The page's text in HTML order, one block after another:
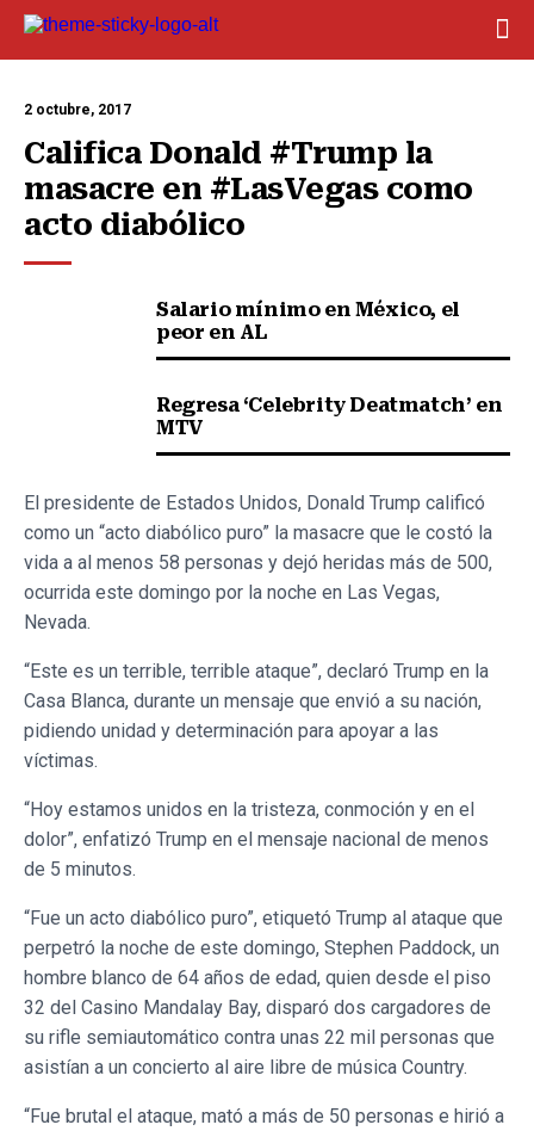
2 octubre, 2017
Califica Donald #Trump la
masacre en #LasVegas como
acto diabólico
Salario mínimo en México, el
peor en AL
Regresa ‘Celebrity Deatmatch’ en
MTV
El presidente de Estados Unidos, Donald Trump calificó
como un “acto diabólico puro” la masacre que le costó la
vida a al menos 58 personas y dejó heridas más de 500,
ocurrida este domingo por la noche en Las Vegas,
Nevada.
“Este es un terrible, terrible ataque”, declaró Trump en la
Casa Blanca, durante un mensaje que envió a su nación,
pidiendo unidad y determinación para apoyar a las
víctimas.
“Hoy estamos unidos en la tristeza, conmoción y en el
dolor”, enfatizó Trump en el mensaje nacional de menos
de 5 minutos.
“Fue un acto diabólico puro”, etiquetó Trump al ataque que
perpetró la noche de este domingo, Stephen Paddock, un
hombre blanco de 64 años de edad, quien desde el piso
32 del Casino Mandalay Bay, disparó dos cargadores de
su rifle semiautomático contra unas 22 mil personas que
asistían a un concierto al aire libre de música Country.
“Fue brutal el ataque, mató a más de 50 personas e hirió a